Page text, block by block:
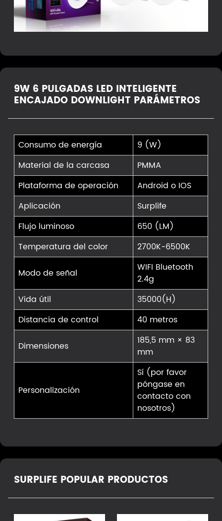
9W 6 PULGADAS LED INTELIGENTE
ENCAJADO DOWNLIGHT PARÁMETROS
Consumo de energía
9 (W)
Material de la carcasa
PMMA
Plataforma de operación
Android o IOS
Aplicación
Surplife
Flujo luminoso
650 (LM)
Temperatura del color
2700K-6500K
Modo de señal
WIFI Bluetooth
2.4g
Vida útil
35000(H)
Distancia de control
40 metros
Dimensiones
185,5 mm × 83
mm
Personalización
Sí (por favor
póngase en
contacto con
nosotros)
SURPLIFE POPULAR PRODUCTOS